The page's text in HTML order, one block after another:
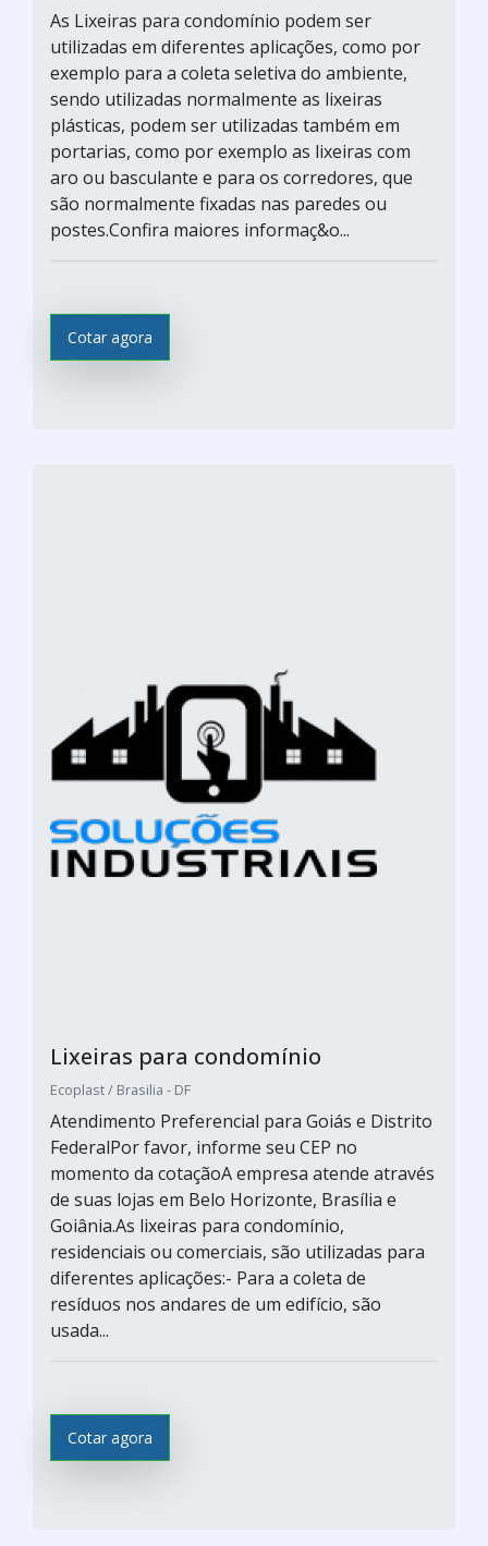
As Lixeiras para condomínio podem ser
utilizadas em diferentes aplicações, como por
exemplo para a coleta seletiva do ambiente,
sendo utilizadas normalmente as lixeiras
plásticas, podem ser utilizadas também em
portarias, como por exemplo as lixeiras com
aro ou basculante e para os corredores, que
são normalmente fixadas nas paredes ou
postes.Confira maiores informaç&o...
Cotar agora
Lixeiras para condomínio
Ecoplast / Brasilia - DF
Atendimento Preferencial para Goiás e Distrito
FederalPor favor, informe seu CEP no
momento da cotaçãoA empresa atende através
de suas lojas em Belo Horizonte, Brasília e
Goiânia.As lixeiras para condomínio,
residenciais ou comerciais, são utilizadas para
diferentes aplicações:- Para a coleta de
resíduos nos andares de um edifício, são
usada...
Cotar agora